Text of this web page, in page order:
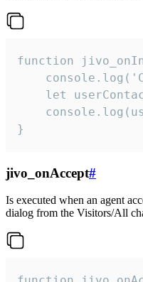
function
let
}
jivo_onAccept#
Is executed when an agent
dialog from the Visitors/All